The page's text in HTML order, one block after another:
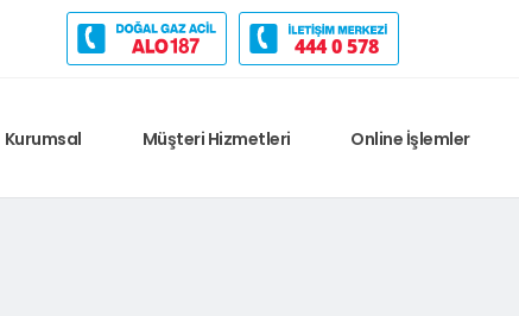
444 0 578
Kurumsal Müşteri Hizmetleri Online İşlemler